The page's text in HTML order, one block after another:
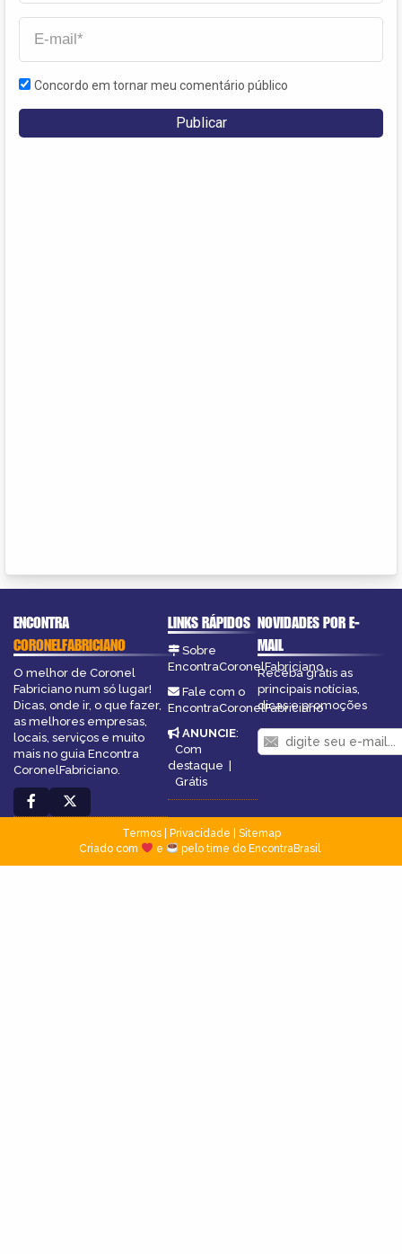
Concordo em tornar meu comentário público
ENCONTRA
CORONELFABRICIANO
O melhor de Coronel
Fabriciano num só lugar!
Dicas, onde ir, o que fazer,
as melhores empresas,
locais, serviços e muito
mais no guia Encontra
CoronelFabriciano.
LINKS RÁPIDOS
Sobre
EncontraCoronelFabriciano
Fale com o
EncontraCoronelFabriciano
ANUNCIE:
Com
destaque
Grátis
NOVIDADES POR E-
MAIL
Receba grátis as
principais notícias,
dicas e promoções
Termos| Privacidade
Sitemap
Criado com
e pelo time do EncontraBrasil